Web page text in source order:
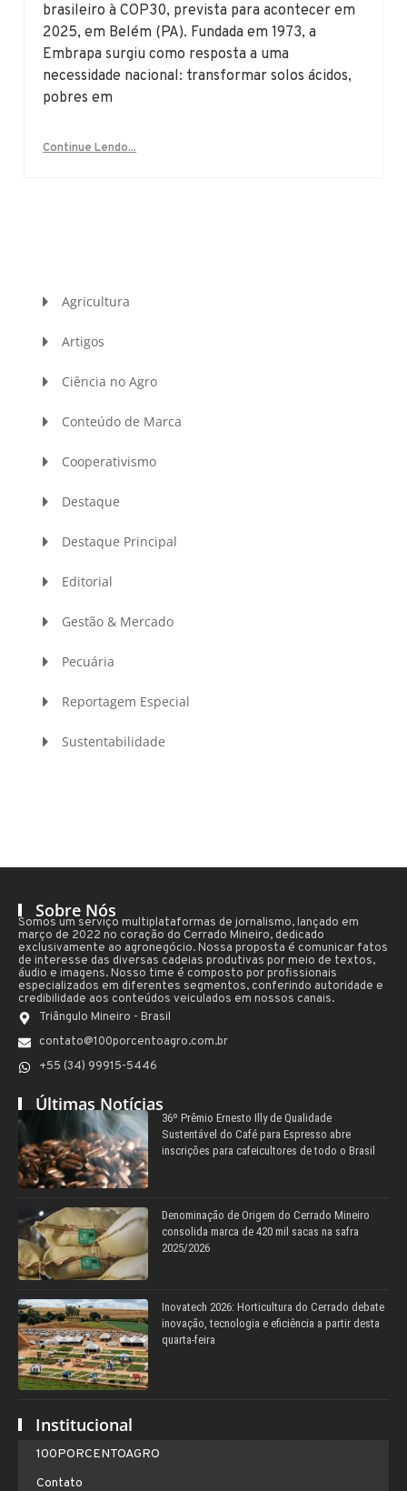
brasileiro à COP30, prevista para acontecer em
2025, em Belém (PA). Fundada em 1973, a
Embrapa surgiu como resposta a uma
necessidade nacional: transformar solos ácidos,
pobres em
Continue Lendo...
Agricultura
Artigos
Ciência no Agro
Conteúdo de Marca
Cooperativismo
Destaque
Destaque Principal
Editorial
Gestão & Mercado
Pecuária
Reportagem Especial
Sustentabilidade
Sobre Nós
Somos um serviço multiplataformas de jornalismo, lançado em
março de 2022 no coração do Cerrado Mineiro, dedicado
exclusivamente ao agronegócio. Nossa proposta é comunicar fatos
de interesse das diversas cadeias produtivas por meio de textos,
áudio e imagens. Nosso time é composto por profissionais
especializados em diferentes segmentos, conferindo autoridade e
credibilidade aos conteúdos veiculados em nossos canais.
Triângulo Mineiro - Brasil
contato@100porcentoagro.com.br
+55 (34) 99915-5446
Últimas Notícias
36º Prêmio Ernesto Illy de Qualidade
Sustentável do Café para Espresso abre
inscrições para cafeicultores de todo o Brasil
Denominação de Origem do Cerrado Mineiro
consolida marca de 420 mil sacas na safra
2025/2026
Inovatech 2026: Horticultura do Cerrado debate
inovação, tecnologia e eficiência a partir desta
quarta-feira
Institucional
100PORCENTOAGRO
Contato